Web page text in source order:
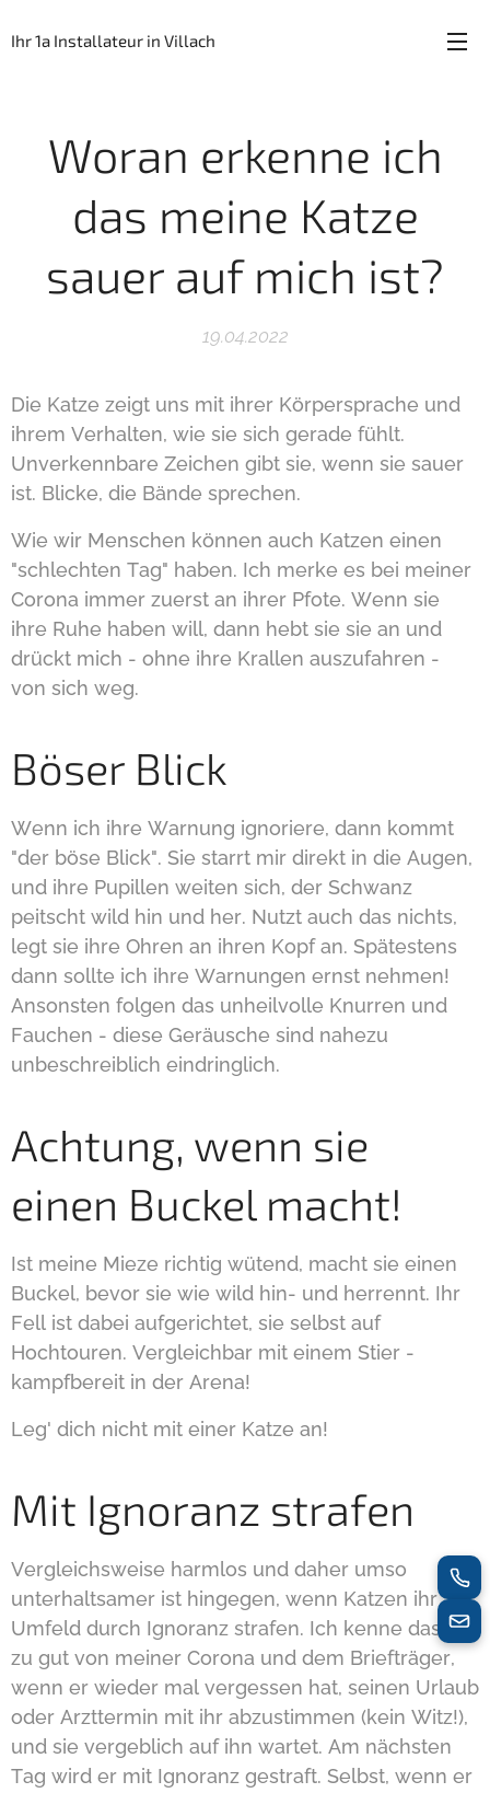
Ihr 1a Installateur in Villach
Woran erkenne ich
das meine Katze
sauer auf mich ist?
19.04.2022
Die Katze zeigt uns mit ihrer Körpersprache und
ihrem Verhalten, wie sie sich gerade fühlt.
Unverkennbare Zeichen gibt sie, wenn sie sauer
ist. Blicke, die Bände sprechen.
Wie wir Menschen können auch Katzen einen
"schlechten Tag" haben. Ich merke es bei meiner
Corona immer zuerst an ihrer Pfote. Wenn sie
ihre Ruhe haben will, dann hebt sie sie an und
drückt mich - ohne ihre Krallen auszufahren -
von sich weg.
Böser Blick
Wenn ich ihre Warnung ignoriere, dann kommt
"der böse Blick". Sie starrt mir direkt in die Augen,
und ihre Pupillen weiten sich, der Schwanz
peitscht wild hin und her. Nutzt auch das nichts,
legt sie ihre Ohren an ihren Kopf an. Spätestens
dann sollte ich ihre Warnungen ernst nehmen!
Ansonsten folgen das unheilvolle Knurren und
Fauchen - diese Geräusche sind nahezu
unbeschreiblich eindringlich.
Achtung, wenn sie
einen Buckel macht!
Ist meine Mieze richtig wütend, macht sie einen
Buckel, bevor sie wie wild hin- und herrennt. Ihr
Fell ist dabei aufgerichtet, sie selbst auf
Hochtouren. Vergleichbar mit einem Stier -
kampfbereit in der Arena!
Leg' dich nicht mit einer Katze an!
Mit Ignoranz strafen
Vergleichsweise harmlos und daher umso
unterhaltsamer ist hingegen, wenn Katzen ihr
Umfeld durch Ignoranz strafen. Ich kenne das nur
zu gut von meiner Corona und dem Briefträger,
wenn er wieder mal vergessen hat, seinen Urlaub
oder Arzttermin mit ihr abzustimmen (kein Witz!),
und sie vergeblich auf ihn wartet. Am nächsten
Tag wird er mit Ignoranz gestraft. Selbst, wenn er